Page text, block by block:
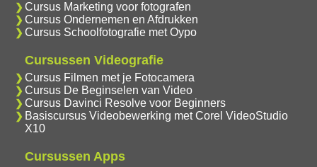
Cursus Marketing voor fotografen
Cursus Ondernemen en Afdrukken
Cursus Schoolfotografie met Oypo
Cursussen Videografie
Cursus Filmen met je Fotocamera
Cursus De Beginselen van Video
Cursus Davinci Resolve voor Beginners
Basiscursus Videobewerking met Corel VideoStudio
X10
Cursussen Apps